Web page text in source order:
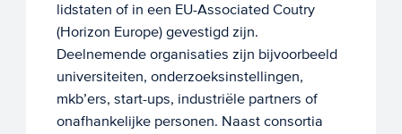
lidstaten of in een EU-Associated Coutry
(Horizon Europe) gevestigd zijn.
Deelnemende organisaties zijn bijvoorbeeld
universiteiten, onderzoeksinstellingen,
mkb’ers, start-ups, industriële partners of
onafhankelijke personen. Naast consortia